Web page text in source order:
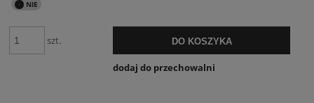
szt. DO KOSZYKA
dodaj do przechowalni